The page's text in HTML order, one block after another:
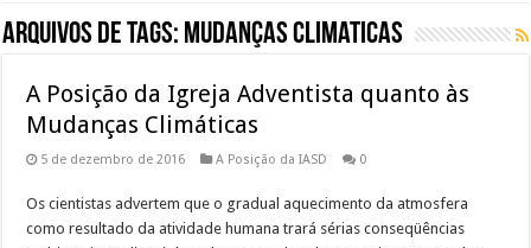
Arquivos de Tags: Mudanças Climaticas
A Posição da Igreja Adventista quanto às
Mudanças Climáticas
5 de dezembro de 2016 A Posição da IASD 0
Os cientistas advertem que o gradual aquecimento da atmosfera
como resultado da atividade humana trará sérias conseqüências